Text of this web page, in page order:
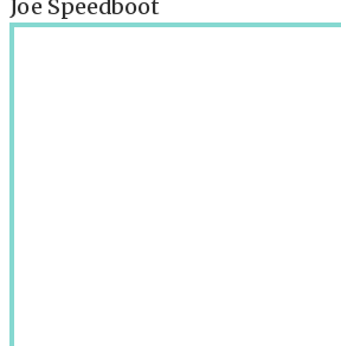
Joe Speedboot